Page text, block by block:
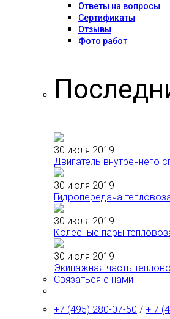
Ответы на вопросы
Сертификаты
Отзывы
Фото работ
30 июля 2019
Двигатель внутреннего
30 июля 2019
Гидропередача
30 июля 2019
Колесные пары
30 июля 2019
Экипажная часть
Связаться с нами
+7 (495) 280-07-50 / + 7